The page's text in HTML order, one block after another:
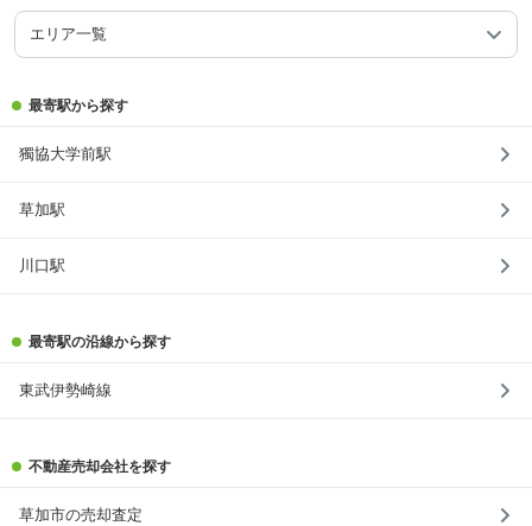
エリア一覧
最寄駅から探す
獨協大学前駅
草加駅
川口駅
最寄駅の沿線から探す
東武伊勢崎線
不動産売却会社を探す
草加市の売却査定